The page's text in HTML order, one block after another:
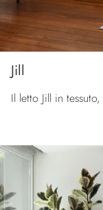
Jill